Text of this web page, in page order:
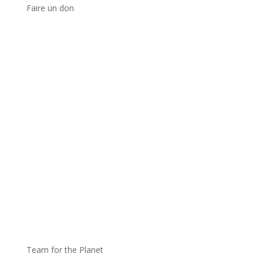
Faire un don
Team for the Planet